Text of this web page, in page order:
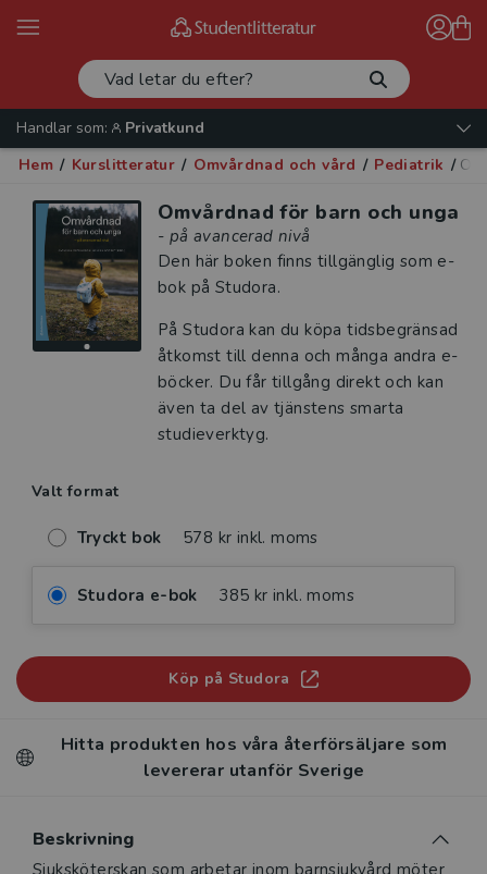
Handlar som:
Privatkund
Hem / Kurslitteratur / Omvårdnad och vård / Pediatrik /
Omvårdnad för barn och unga
- på avancerad nivå
Den här boken finns tillgänglig som e-
bok på Studora.
På Studora kan du köpa tidsbegränsad
åtkomst till denna och många andra e-
böcker. Du får tillgång direkt och kan
även ta del av tjänstens smarta
studieverktyg.
Valt format
Tryckt bok 578 kr inkl. moms
Studora e-bok 385 kr inkl. moms
Köp på Studora
Hitta produkten hos våra återförsäljare som
levererar utanför Sverige
Beskrivning
Sjuksköterskan som arbetar inom barnsjukvård möter